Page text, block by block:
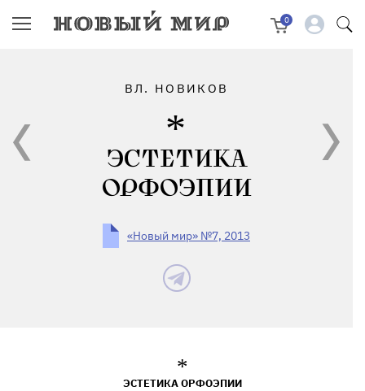
0
ВЛ. НОВИКОВ
ЭСТЕТИКА
ОРФОЭПИИ
«Новый мир» №7, 2013
*
ЭСТЕТИКА ОРФОЭПИИ